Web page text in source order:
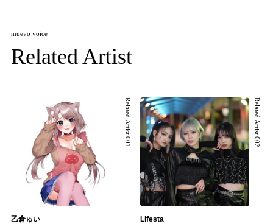
muevo voice
Related Artist
Related Artist 001
乙倉ゅい
Related Artist 002
Lifesta